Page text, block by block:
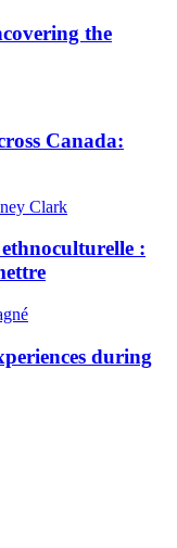
the
Canada:
Clark
:
during